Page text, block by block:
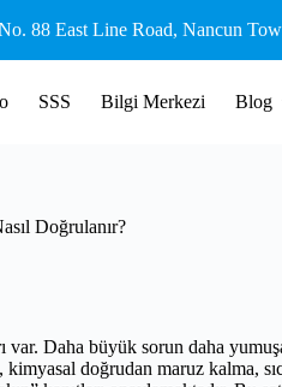
88 East Line Road, Nancun
SSS Bilgi Merkezi Blog
Doğrulanır?
var. Daha büyük sorun daha
doğrudan maruz kalma,